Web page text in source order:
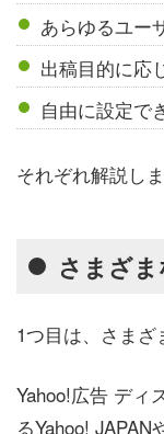
あらゆるユー
出稿目的に応
自由に設定で
それぞれ解説しま
さまざ
1つ目は、さまざ
Yahoo!広告 ディ
るYahoo!